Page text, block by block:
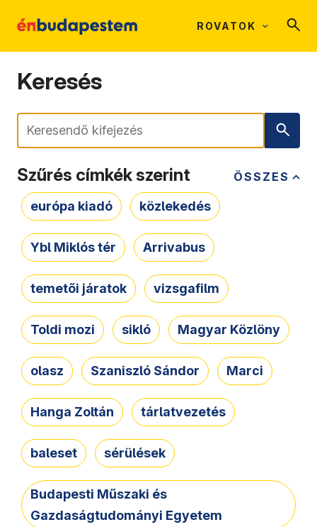
ROVATOK
Keresés
Keresés
ÖSSZES
Szűrés címkék szerint
európa kiadó közlekedés
Ybl Miklós tér Arrivabus
temetői járatok vizsgafilm
Toldi mozi sikló Magyar Közlöny
olasz Szaniszló Sándor Marci
Hanga Zoltán tárlatvezetés
baleset sérülések
Budapesti Műszaki és
Gazdaságtudományi Egyetem